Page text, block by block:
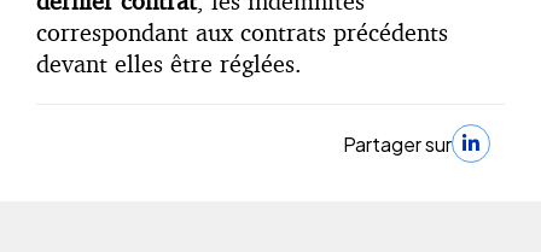
correspondant aux contrats précédents
devant elles être réglées.
Partager sur